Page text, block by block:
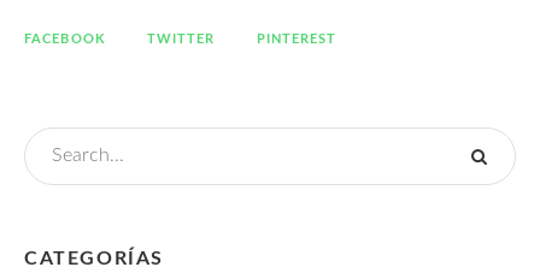
FACEBOOK TWITTER PINTEREST
CATEGORÍAS